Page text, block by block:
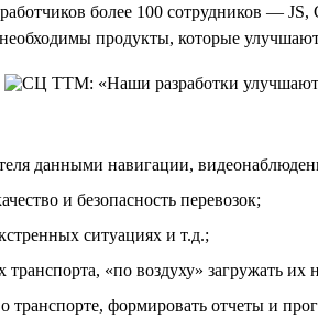
более 100 сотрудников —
продукты, которые
данными навигации,
и безопасность перевозок;
ситуациях и т.д.;
«по воздуху» загружать их
транспорте, формировать отчеты и